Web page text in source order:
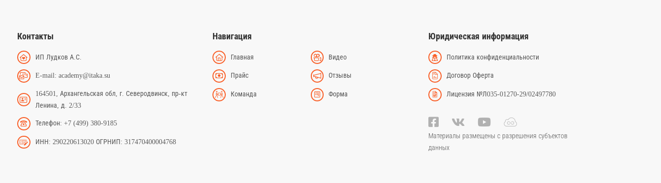
Контакты
ИП Лудков А.С.
E-mail: academy@itaka.su
164501, Архангельская обл, г. Северодвинск, пр-кт
Ленина, д. 2/33
Телефон: +7 (499) 380-9185
ИНН: 290220613020 ОГРНИП: 317470400004768
Навигация
Главная Видео
Прайс Отзывы
Команда Форма
Юридическая информация
Политика конфиденциальности
Договор Оферта
Лицензия №Л035-01270-29/02497780
Материалы размещены с разрешения субъектов
данных